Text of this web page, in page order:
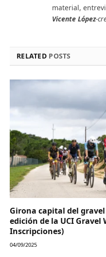
material,
Vicente López-
RELATED POSTS
Girona capital del
edición de la UCI Gravel
Inscripciones)
04/09/2025